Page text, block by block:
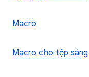
Macro
Macro cho tệp